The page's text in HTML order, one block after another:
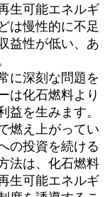
生可能エネルギ
は慢性的に不足
益性が低い、あ
に深刻な問題を
は化石燃料より
益を生みます。
燃え上がってい
の投資を続ける
法は、化石燃料
生可能エネルギ